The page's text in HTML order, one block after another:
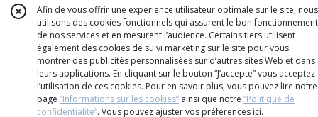
Afin de vous offrir une expérience utilisateur optimale sur le site, nous
utilisons des cookies fonctionnels qui assurent le bon fonctionnement
de nos services et en mesurent l’audience. Certains tiers utilisent
également des cookies de suivi marketing sur le site pour vous
montrer des publicités personnalisées sur d’autres sites Web et dans
leurs applications. En cliquant sur le bouton “J’accepte” vous acceptez
l’utilisation de ces cookies. Pour en savoir plus, vous pouvez lire notre
page “Informations sur les cookies” ainsi que notre “Politique de
confidentialité“. Vous pouvez ajuster vos préférences ici.